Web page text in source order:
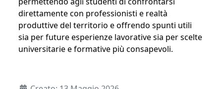
direttamente con professionisti e realtà
produttive del territorio e offrendo spunti utili
sia per future esperienze lavorative sia per scelte
universitarie e formative più consapevoli.